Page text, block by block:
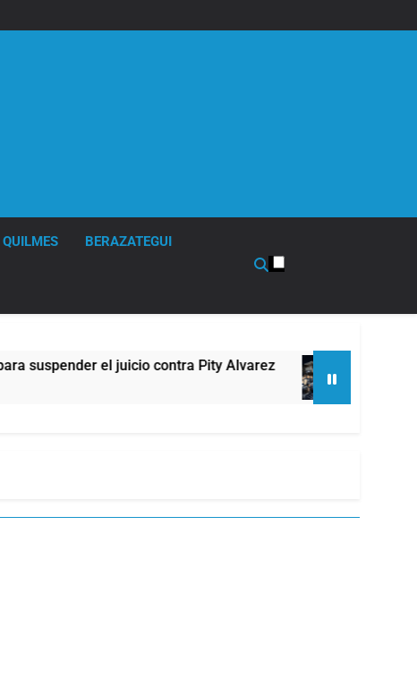
QUILMES BERAZATEGUI
el juicio contra Pity Alvarez
4 Horas Atrás